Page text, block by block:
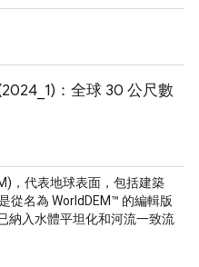
：全球 30 公尺數
，代表地球表面，包括建築
從名為 WorldDEM™ 的編輯版
納入水體平坦化和河流一致流